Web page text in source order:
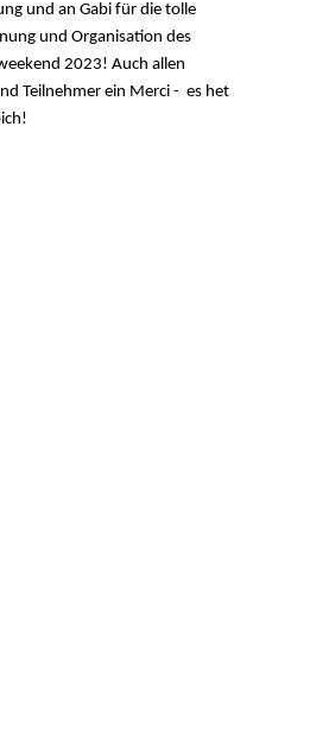
und an Gabi für die tolle
und Organisation des
2023! Auch allen
Teilnehmer ein Merci - es het